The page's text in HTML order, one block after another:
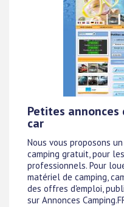
Petites annonces
car
Nous vous proposons
camping gratuit, pour
professionnels. Pour
matériel de camping,
des offres d'emploi,
sur Annonces